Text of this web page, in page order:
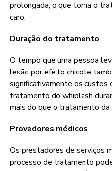
prolongada, o que torna o
caro.
Duração do tratamento
O tempo que uma pessoa
lesão por efeito chicote
significativamente os custos
tratamento do whiplash
mais do que o tratamento da
Provedores médicos
Os prestadores de serviços
processo de tratamento